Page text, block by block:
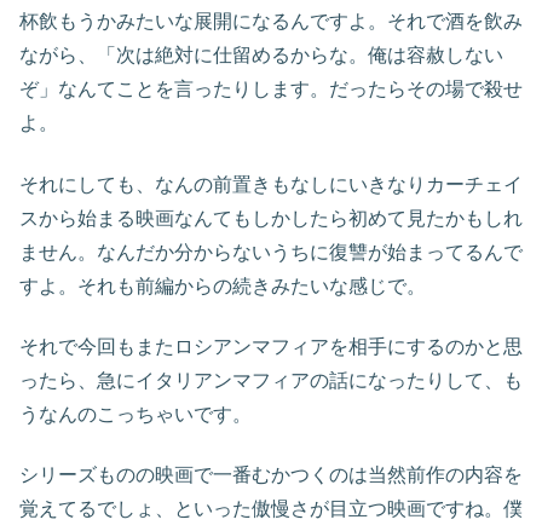
杯飲もうかみたいな展開になるんですよ。それで酒を飲み
ながら、「次は絶対に仕留めるからな。俺は容赦しない
ぞ」なんてことを言ったりします。だったらその場で殺せ
よ。
それにしても、なんの前置きもなしにいきなりカーチェイ
スから始まる映画なんてもしかしたら初めて見たかもしれ
ません。なんだか分からないうちに復讐が始まってるんで
すよ。それも前編からの続きみたいな感じで。
それで今回もまたロシアンマフィアを相手にするのかと思
ったら、急にイタリアンマフィアの話になったりして、も
うなんのこっちゃいです。
シリーズものの映画で一番むかつくのは当然前作の内容を
覚えてるでしょ、といった傲慢さが目立つ映画ですね。僕